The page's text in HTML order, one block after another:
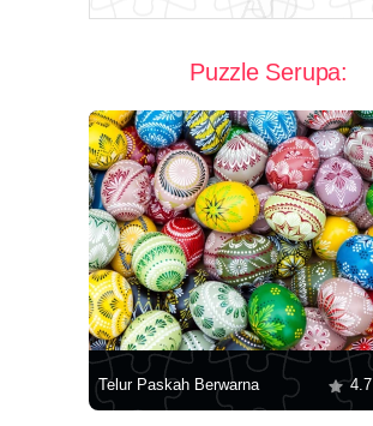
Puzzle Serupa:
Telur Paskah Berwarna 4.7